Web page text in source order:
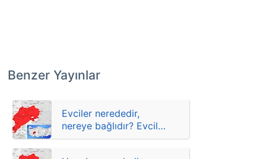
Benzer Yayınlar
Evciler nerededir,
nereye bağlıdır? Evciler
hangi ilin ilçesidir?